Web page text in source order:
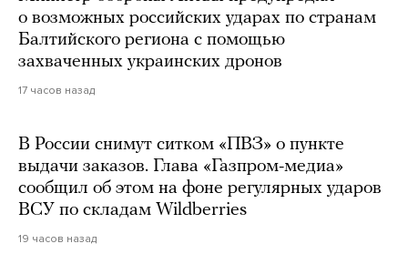
о возможных российских ударах по странам
Балтийского региона с помощью
захваченных украинских дронов
17 часов назад
В России снимут ситком «ПВЗ» о пункте
выдачи заказов. Глава «Газпром-медиа»
сообщил об этом на фоне регулярных ударов
ВСУ по складам Wildberries
19 часов назад